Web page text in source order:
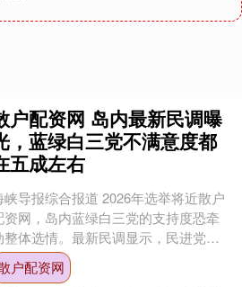
户配资网 岛内最新民调曝
，蓝绿白三党不满意度都
五成左右
峡导报综合报道 2026年选举将近散户
资网，岛内蓝绿白三党的支持度恐牵
整体选情。最新民调显示，民进党以
国民党的满意度皆为35%，民众党满意
则为26%。....
户配资网